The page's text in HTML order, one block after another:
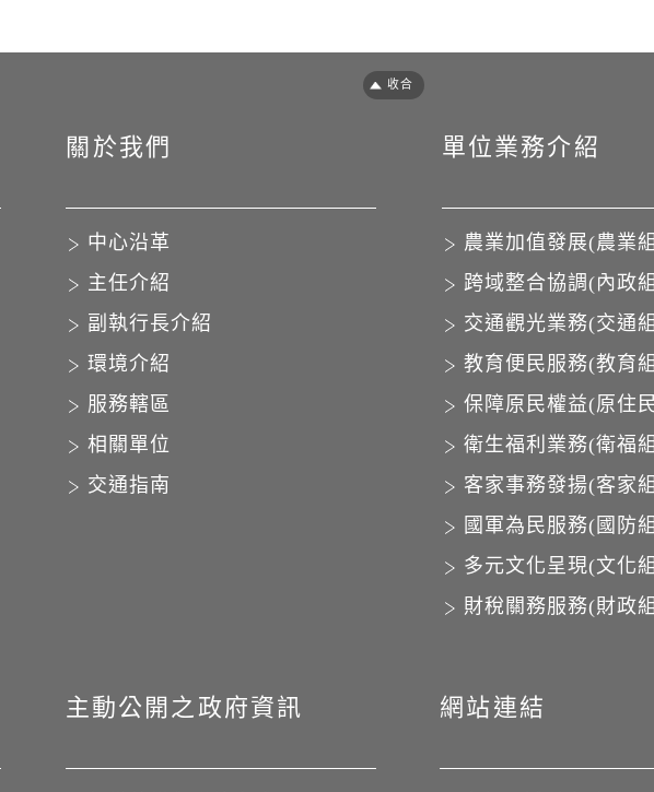
關於我們
中心沿革
主任介紹
副執行長介紹
環境介紹
服務轄區
相關單位
交通指南
單位業務介紹
農業加值發展(農業
跨域整合協調(內政
交通觀光業務(交通
教育便民服務(教育
保障原民權益(原住
衛生福利業務(衛福
客家事務發揚(客家
國軍為民服務(國防
多元文化呈現(文化
財稅關務服務(財政
主動公開之政府資訊 網站連結